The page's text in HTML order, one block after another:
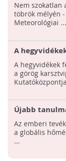
Nem szokatlan
töbrök mélyén -
Meteorológiai ...
A
görög
A hegyvidékek
a görög
Újabb
tevékenység
Az emberi
a globális
...